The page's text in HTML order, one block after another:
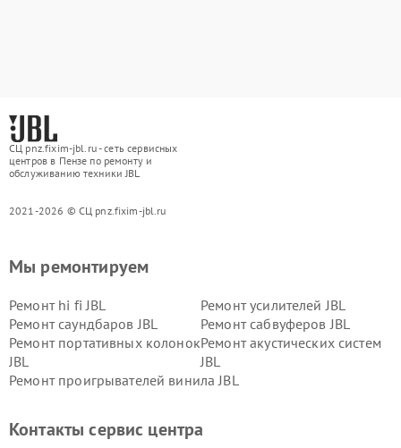
СЦ pnz.fixim-jbl.ru - сеть сервисных
центров в Пензе по ремонту и
обслуживанию техники JBL
2021-2026 © СЦ pnz.fixim-jbl.ru
Мы ремонтируем
Ремонт hi fi JBL
Ремонт усилителей JBL
Ремонт саундбаров JBL
Ремонт сабвуферов JBL
Ремонт портативных колонок
JBL
Ремонт акустических систем
JBL
Ремонт проигрывателей винила JBL
Контакты сервис центра